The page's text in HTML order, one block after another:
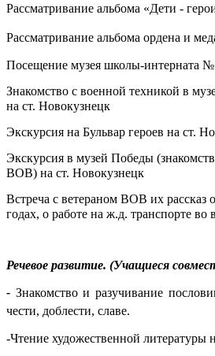
Рассматривание альбома «Дети -
Рассматривание альбома ордена и
Посещение музея школы-
Знакомство с военной техникой в
на ст. Новокузнецк
Экскурсия на Бульвар героев на ст.
Экскурсия в музей Победы
ВОВ) на ст. Новокузнецк
Встреча с ветераном ВОВ их рассказ
годах, о работе на ж.д. транспорте во
Речевое развитие. (Учащиеся
- Знакомство и разучивание
чести, доблести, славе.
-Чтение художественной литературы